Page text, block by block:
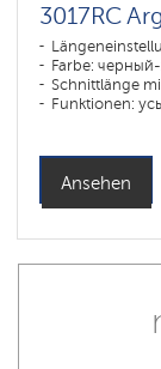
3017RC
Farbe:
Schnittlänge
Funktionen:
Ansehen